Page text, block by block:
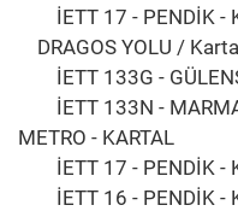
İETT 17 - PENDİK -
DRAGOS YOLU /
İETT 133G -
İETT 133N -
METRO - KARTAL
İETT 17 - PENDİK -
İETT 16 - PENDİK -